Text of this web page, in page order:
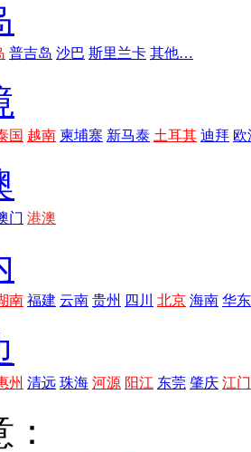
普吉岛 沙巴 斯里兰卡 其他…
国 越南 柬埔寨 新马泰 土耳其 迪拜 欧
门 港澳
南 福建 云南 贵州 四川 北京 海南 华东
州 清远 珠海 河源 阳江 东莞 肇庆 江门